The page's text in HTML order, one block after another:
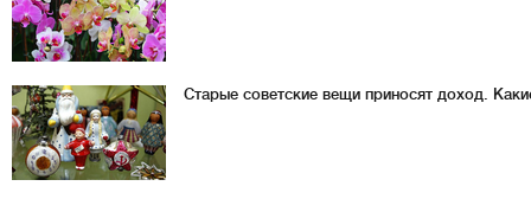
Старые советские вещи приносят доход.